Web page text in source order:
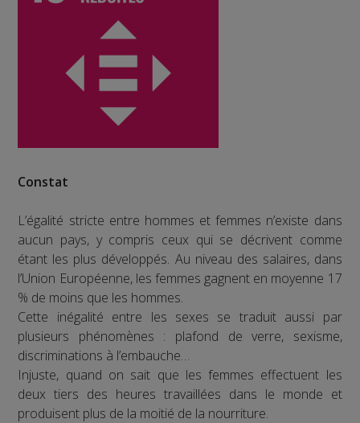
Constat
L’égalité stricte entre hommes et femmes n’existe dans
aucun pays, y compris ceux qui se décrivent comme
étant les plus développés. Au niveau des salaires, dans
l’Union Européenne, les femmes gagnent en moyenne 17
% de moins que les hommes.
Cette inégalité entre les sexes se traduit aussi par
plusieurs phénomènes : plafond de verre, sexisme,
discriminations à l’embauche…
Injuste, quand on sait que les femmes effectuent les
deux tiers des heures travaillées dans le monde et
produisent plus de la moitié de la nourriture.